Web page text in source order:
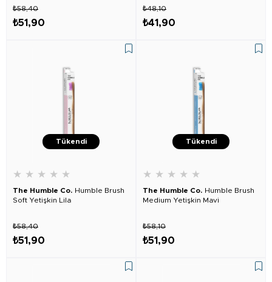
₺51,90
₺58,40
₺41,90
₺48,10
Tükendi
★ ★ ★ ★ ★
The Humble Co. Humble Brush
Soft Yetişkin Lila
₺51,90
₺58,40
Tükendi
★ ★ ★ ★ ★
The Humble Co. Humble Brush
Medium Yetişkin Mavi
₺51,90
₺58,10